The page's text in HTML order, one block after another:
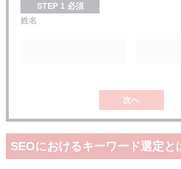
記事コンテンツはどうやって作成するの
STEP 1 必須
姓名
次へ
SEOにおけるキーワード選定と